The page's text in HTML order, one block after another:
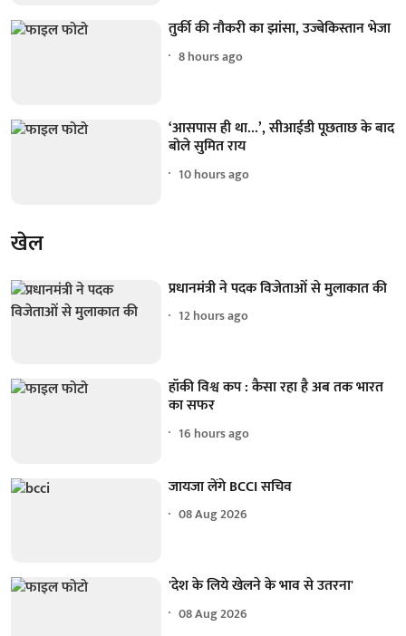
तुर्की की नौकरी का झांसा, उज्बेकिस्तान भेजा
8 hours ago
‘आसपास ही था...’, सीआईडी पूछताछ के बाद
बोले सुमित राय
10 hours ago
खेल
प्रधानमंत्री ने पदक विजेताओं से मुलाकात की
12 hours ago
हॉकी विश्व कप : कैसा रहा है अब तक भारत
का सफर
16 hours ago
जायजा लेंगे BCCI सचिव
08 Aug 2026
'देश के लिये खेलने के भाव से उतरना'
08 Aug 2026